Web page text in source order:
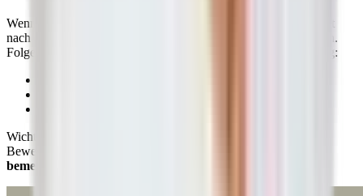
Wenn du einen Orthopäden aufsuchst, wird dieser dich zunächst
nach deinen Beschwerden und möglichen Risikofaktoren fragen.
Folgende Fragen sind für eine aussagekräftige Diagnose wichtig:
Wichtig ist auch, ob sich deine Schmerzen bei bestimmten
Bewegungen verstärken und ob du noch
bemerkst